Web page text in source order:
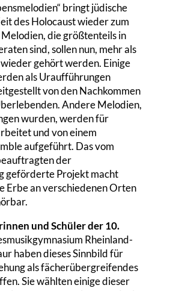
bringt jüdische
des Holocaust wieder zum
die größtenteils in
sind, sollen nun, mehr als
gehört werden. Einige
als Uraufführungen
von den Nachkommen
Andere Melodien,
wurden, werden für
und von einem
aufgeführt. Das vom
der
geförderte Projekt macht
Erbe an verschiedenen Orten
und Schüler der 10.
Rheinland-
haben dieses Sinnbild für
als fächerübergreifendes
Sie wählten einige dieser